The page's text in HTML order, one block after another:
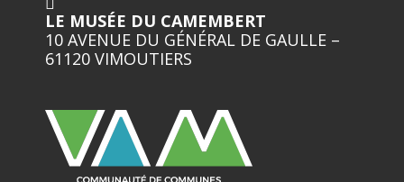
LE MUSÉE DU CAMEMBERT
10 AVENUE DU GÉNÉRAL DE GAULLE –
61120 VIMOUTIERS